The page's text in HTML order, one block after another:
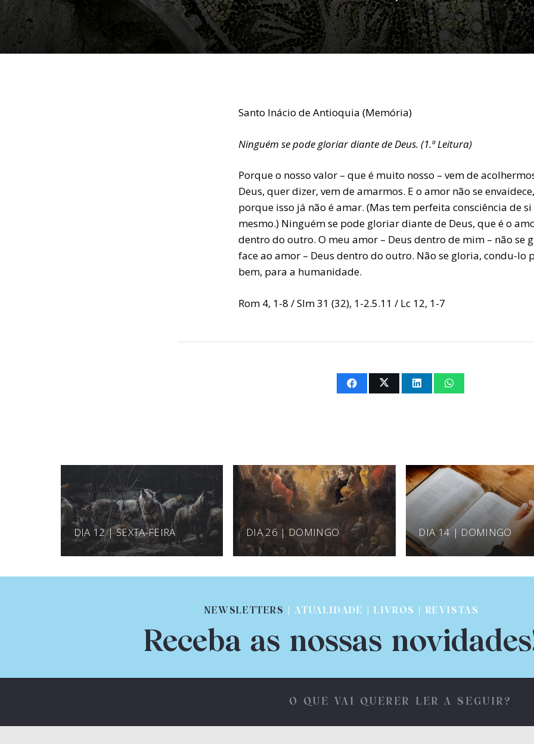
Santo Inácio de Antioquia (Memória)
Ninguém se pode gloriar diante de Deus. (1.ª Leitura)
Porque o nosso valor – que é muito nosso – vem de
Deus, quer dizer, vem de amarmos. E o amor não se envaidece,
porque isso já não é amar. (Mas tem perfeita consciência de si
mesmo.) Ninguém se pode gloriar diante de Deus, que é o
dentro do outro. O meu amor – Deus dentro de mim – não se
face ao amor – Deus dentro do outro. Não se gloria, condu-lo
bem, para a humanidade.
Rom 4, 1-8 / Slm 31 (32), 1-2.5.11 / Lc 12, 1-7
DIA 12 | SEXTA-FEIRA DIA 26 | DOMINGO DIA 14 | DOMINGO
NEWSLETTERS | ATUALIDADE | LIVROS | REVISTAS
Receba as nossas
O QUE VAI QUERER LER A SEGUIR?